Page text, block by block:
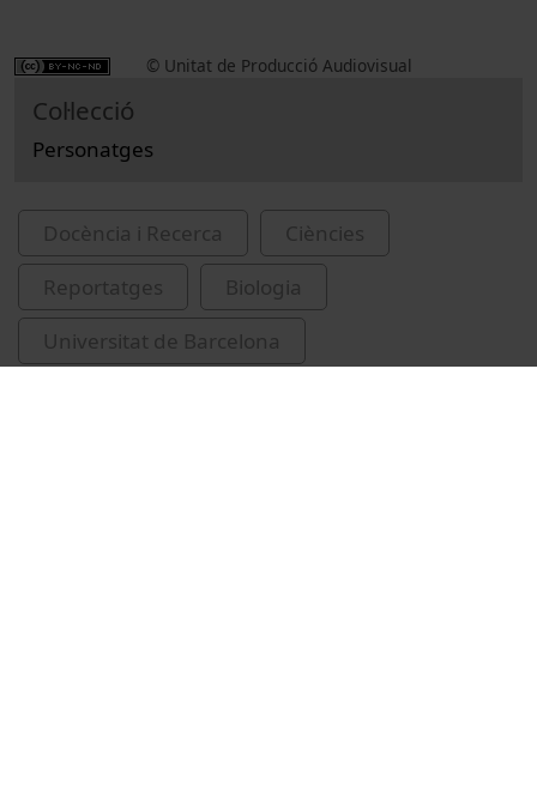
© Unitat de Producció Audiovisual
Col·lecció
Personatges
Docència i Recerca
Ciències
Reportatges
Biologia
Universitat de Barcelona